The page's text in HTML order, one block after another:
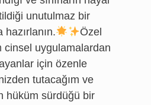
unutulmaz bir
Özel
cinsel uygulamalardan
için özenle
tutacağım ve
hüküm sürdüğü bir